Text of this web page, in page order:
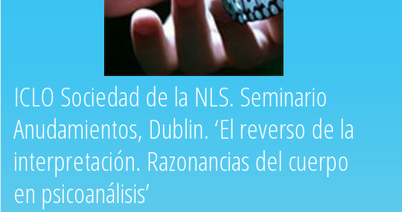
ICLO Sociedad de la NLS. Seminario
Anudamientos, Dublin. ‘El reverso de la
interpretación. Razonancias del cuerpo
en psicoanálisis’